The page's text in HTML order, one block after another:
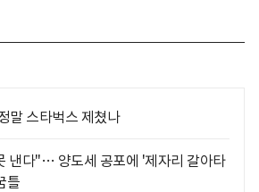
말 스타벅스 제쳤나
낸다"… 양도세 공포에 '제자리 갈아타
틀